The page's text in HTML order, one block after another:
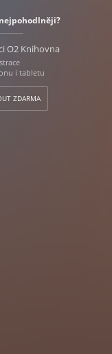
O2 Knihovna
i tabletu
ZDARMA